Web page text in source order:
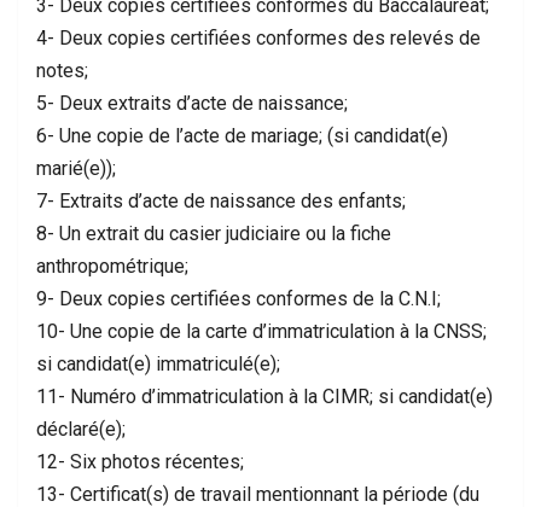
3- Deux copies certifiées conformes du Baccalauréat;
4- Deux copies certifiées conformes des relevés de
notes;
5- Deux extraits d’acte de naissance;
6- Une copie de l’acte de mariage; (si candidat(e)
marié(e));
7- Extraits d’acte de naissance des enfants;
8- Un extrait du casier judiciaire ou la fiche
anthropométrique;
9- Deux copies certifiées conformes de la C.N.I;
10- Une copie de la carte d’immatriculation à la CNSS;
si candidat(e) immatriculé(e);
11- Numéro d’immatriculation à la CIMR; si candidat(e)
déclaré(e);
12- Six photos récentes;
13- Certificat(s) de travail mentionnant la période (du